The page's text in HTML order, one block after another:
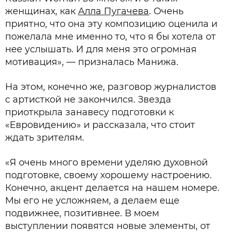
женщинах, как Алла Пугачева. Очень
приятно, что она эту композицию оценила и
пожелала мне именно то, что я бы хотела от
нее услышать. И для меня это огромная
мотивация», — призналась Манижа.
На этом, конечно же, разговор журналистов
с артисткой не закончился. Звезда
приоткрыла занавесу подготовки к
«Евровидению» и рассказала, что стоит
ждать зрителям.
«Я очень много времени уделяю духовной
подготовке, своему хорошему настроению.
Конечно, акцент делается на нашем номере.
Мы его не усложняем, а делаем еще
подвижнее, позитивнее. В моем
выступлении появятся новые элементы, от